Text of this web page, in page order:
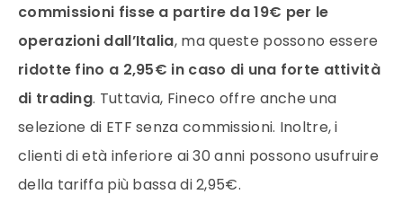
commissioni fisse a partire da 19€ per le
operazioni dall’Italia, ma queste possono essere
ridotte fino a 2,95€ in caso di una forte attività
di trading. Tuttavia, Fineco offre anche una
selezione di ETF senza commissioni. Inoltre, i
clienti di età inferiore ai 30 anni possono usufruire
della tariffa più bassa di 2,95€.